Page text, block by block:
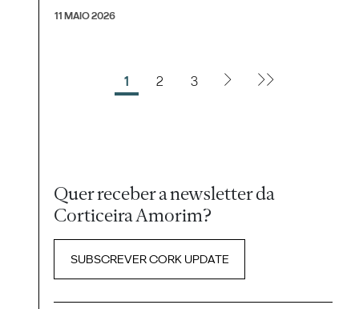
11 MAIO 2026
1 2 3
Quer receber a newsletter da
Corticeira Amorim?
SUBSCREVER CORK UPDATE